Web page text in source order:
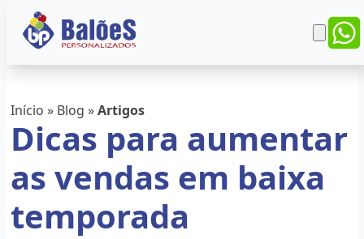
Início » Blog »Artigos
Dicas para aumentar
as vendas em baixa
temporada